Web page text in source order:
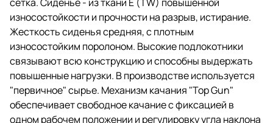
Высокие подлокотники
связывают всю конструкцию и
способны выдержать
повышенные нагрузки. В
производстве используется
"первичное" сырье.
Механизм качания "Top Gun"
обеспечивает свободное
качание с фиксацией в одном
износостойкости и прочности на разрыв, истирание.
Жесткость сиденья средняя, с плотным
износостойким поролоном. Высокие подлокотники
связывают всю конструкцию и способны выдержать
повышенные нагрузки. В производстве используется
"первичное" сырье. Механизм качания "Top Gun"
обеспечивает свободное качание с фиксацией в
одном рабочем положении и регулировку угла наклона